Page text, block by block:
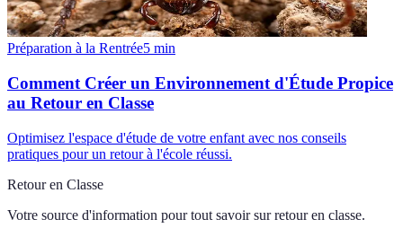
Préparation à la Rentrée5 min
Comment Créer un Environnement d'Étude Propice
au Retour en Classe
Optimisez l'espace d'étude de votre enfant avec nos conseils
pratiques pour un retour à l'école réussi.
Retour en Classe
Votre source d'information pour tout savoir sur retour en classe.